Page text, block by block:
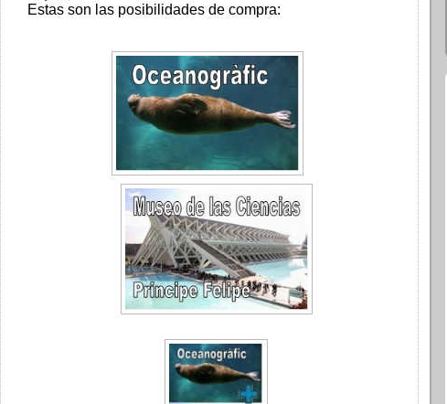
Estas son las posibilidades de compra: